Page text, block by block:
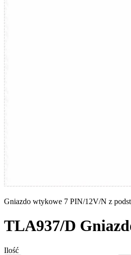
Gniazdo wtykowe 7 PIN/12V/N z
TLA937/D
Ilość